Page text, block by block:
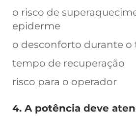
o risco de
epiderme
o desconforto durante
tempo de recuperação
risco para o operador
4. A potência deve